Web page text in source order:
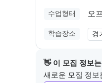
수업형태 오
학습장소 경
👋 이 모집 정보
새로운 모집 정보